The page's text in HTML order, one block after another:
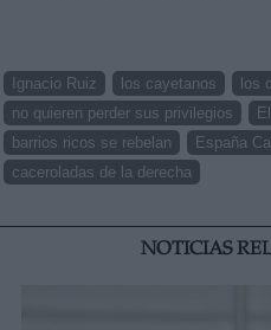
Ignacio Ruiz los cayetanos
los
no quieren perder sus privilegios
barrios ricos se rebelan
España
caceroladas de la derecha
NOTICIAS